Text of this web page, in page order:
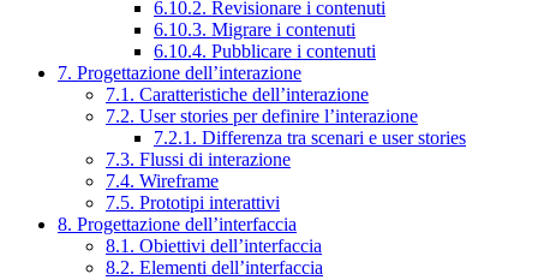
6.10.2. Revisionare i contenuti
6.10.3. Migrare i contenuti
6.10.4. Pubblicare i contenuti
7. Progettazione dell’interazione
7.1. Caratteristiche dell’interazione
7.2. User stories per definire l’interazione
7.2.1. Differenza tra scenari e user stories
7.3. Flussi di interazione
7.4. Wireframe
7.5. Prototipi interattivi
8. Progettazione dell’interfaccia
8.1. Obiettivi dell’interfaccia
8.2. Elementi dell’interfaccia